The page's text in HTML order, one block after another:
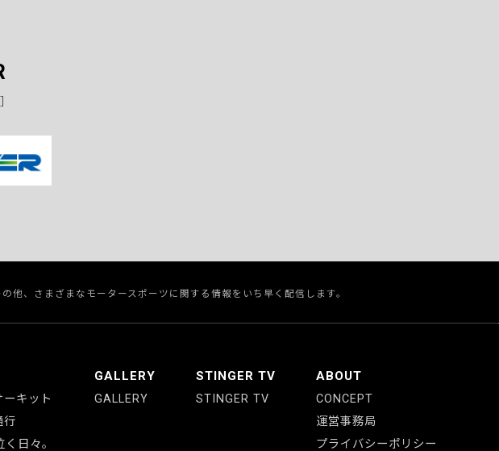
他、さまざまなモータースポーツに関する情報をいち早く配信します。
キット
行
日々。
GALLERY
GALLERY
STINGER TV
STINGER TV
ABOUT
CONCEPT
運営事務局
プライバシーポリシー